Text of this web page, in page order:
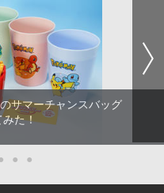
サマーチャンスバッグ
みた！
● ●